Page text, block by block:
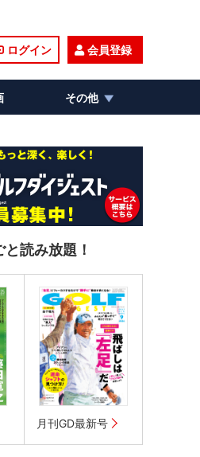
ログイン 会員登録
その他
読み放題！
月刊GD最新号